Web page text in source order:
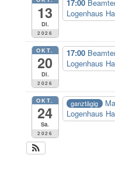
13
Di.
2026
17:00
Logenhaus
OKT.
20
Di.
2026
17:00
Logenhaus
OKT.
24
Sa.
2026
ganztägig
Logenhaus